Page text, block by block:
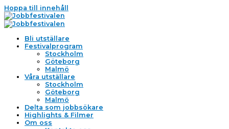
Hoppa till innehåll
Bli utställare
Festivalprogram
Stockholm
Göteborg
Malmö
Våra utställare
Stockholm
Göteborg
Malmö
Delta som jobbsökare
Highlights & Filmer
Om oss